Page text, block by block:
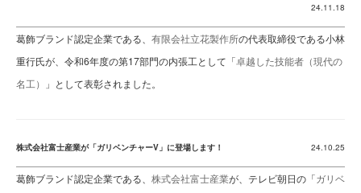
24.11.18
葛飾ブランド認定企業である、 有限会社立花製作所の代表取締役である小林
重行氏が、令和6年度の第17部門の内張工として「卓越した技能者（現代の
名工）
」として表彰されました。
株式会社富士産業が「ガリベンチャーV」に登場します！ 24.10.25
葛飾ブランド認定企業である、 株式会社富士産業が、テレビ朝日の「ガリベ